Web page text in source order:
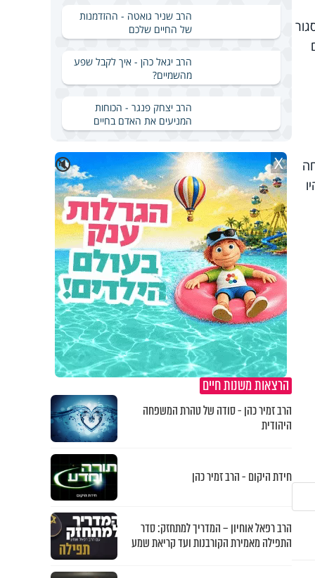
הרב שניר גואטה - ההזדמנות
של החיים שלכם
הרב יגאל כהן - איך לקבל שפע
מהשמיים?
הרב יצחק פנגר - הכוחות
המניעים את האדם בחיים
🔇 X
הרצאות משנות חיים
הרב זמיר כהן - סודה של טהרת המשפחה
היהודית
חידת היקום - הרב זמיר כהן
הרב רפאל אוחיון – המדריך למתחזק: סדר
התפילה מאמירת הקורבנות ועד קריאת שמע